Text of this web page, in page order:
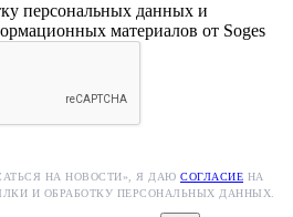
персональных данных и
материалов от Soges
НА НОВОСТИ», Я ДАЮ СОГЛАСИЕ НА
И ОБРАБОТКУ ПЕРСОНАЛЬНЫХ ДАННЫХ.